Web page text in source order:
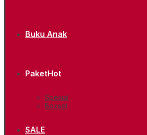
Buku Anak
PaketHot
Spesial
Boxset
SALE